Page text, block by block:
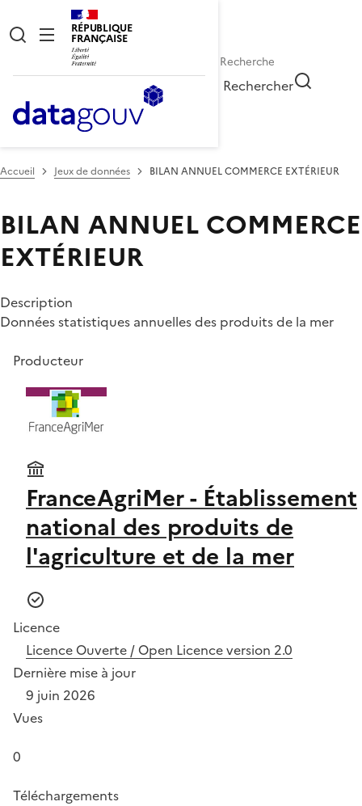
RÉPUBLIQUE
FRANÇAISE
Rechercher
Accueil Jeux de données BILAN ANNUEL COMMERCE EXTÉRIEUR
BILAN ANNUEL COMMERCE
EXTÉRIEUR
Description
Données statistiques annuelles des produits de la mer
Producteur
FranceAgriMer - Établissement
national des produits de
l'agriculture et de la mer
Licence
Licence Ouverte / Open Licence version 2.0
Dernière mise à jour
9 juin 2026
Vues
0
Téléchargements